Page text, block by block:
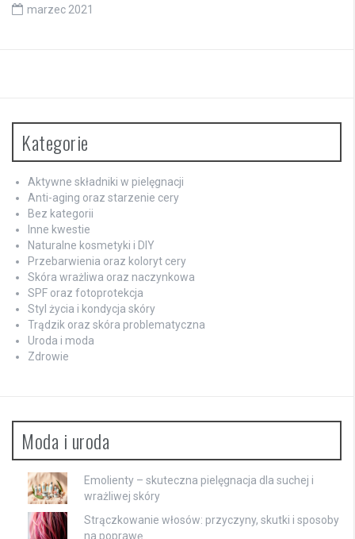
marzec 2021
Kategorie
Aktywne składniki w pielęgnacji
Anti-aging oraz starzenie cery
Bez kategorii
Inne kwestie
Naturalne kosmetyki i DIY
Przebarwienia oraz koloryt cery
Skóra wrażliwa oraz naczynkowa
SPF oraz fotoprotekcja
Styl życia i kondycja skóry
Trądzik oraz skóra problematyczna
Uroda i moda
Zdrowie
Moda i uroda
Emolienty – skuteczna pielęgnacja dla suchej i
wrażliwej skóry
Strączkowanie włosów: przyczyny, skutki i sposoby
na poprawę